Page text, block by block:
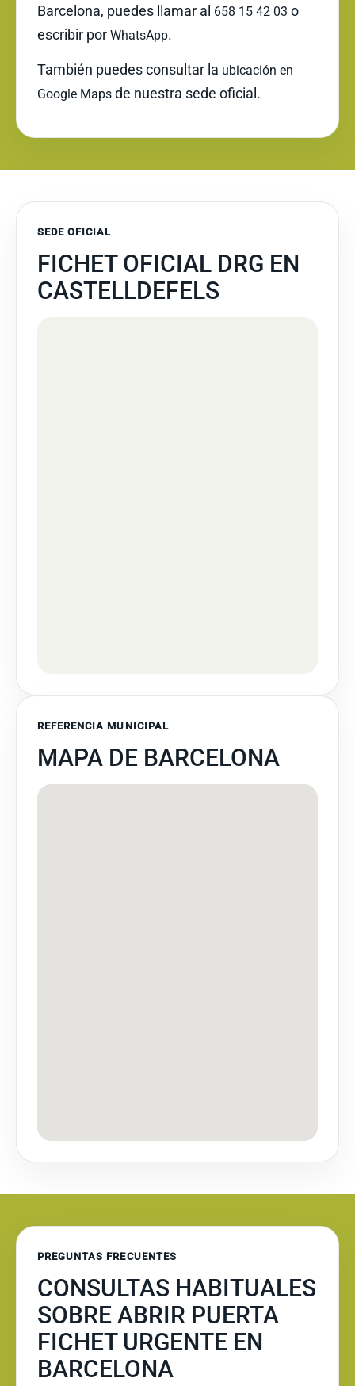
Barcelona, puedes llamar al 658 15 42 03 o
escribir por WhatsApp.
También puedes consultar la ubicación en
Google Maps de nuestra sede oficial.
SEDE OFICIAL
FICHET OFICIAL DRG EN
CASTELLDEFELS
REFERENCIA MUNICIPAL
MAPA DE BARCELONA
PREGUNTAS FRECUENTES
CONSULTAS HABITUALES
SOBRE ABRIR PUERTA
FICHET URGENTE EN
BARCELONA